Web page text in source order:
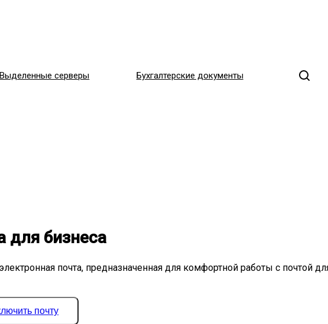
Выделенные серверы Бухгалтерские документы
для бизнеса
почта, предназначенная для комфортной работы с почтой
почту